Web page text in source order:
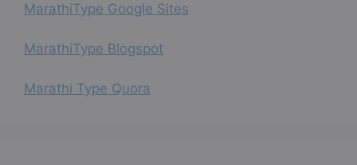
MarathiType Google Sites
MarathiType Blogspot
Marathi Type Quora